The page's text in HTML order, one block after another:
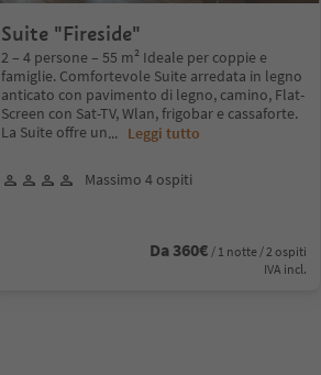
Suite "Fireside"
2 – 4 persone – 55 m² Ideale per coppie e
famiglie. Comfortevole Suite arredata in legno
anticato con pavimento di legno, camino, Flat-
Screen con Sat-TV, Wlan, frigobar e cassaforte.
La Suite offre un... Leggi tutto
Massimo 4 ospiti
Da 360€ / 1 notte / 2 ospiti
IVA incl.